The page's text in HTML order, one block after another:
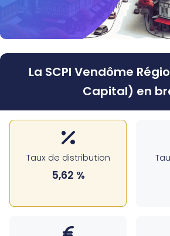
La SCPI Vendôme
Capital) en
Taux de distribution
5,62 %